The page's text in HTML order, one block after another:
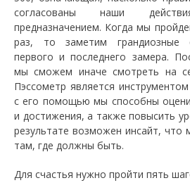
согласованы наши
предназначением. Когда мы
раз, то заметим грандиозные
первого и последнего замера.
мы сможем иначе смотреть на
Пэссометр является
с его помощью мы способны
и достижения, а также повысить
результате возможен инсайт, что
там, где должны быть.
Для счастья нужно пройти пять